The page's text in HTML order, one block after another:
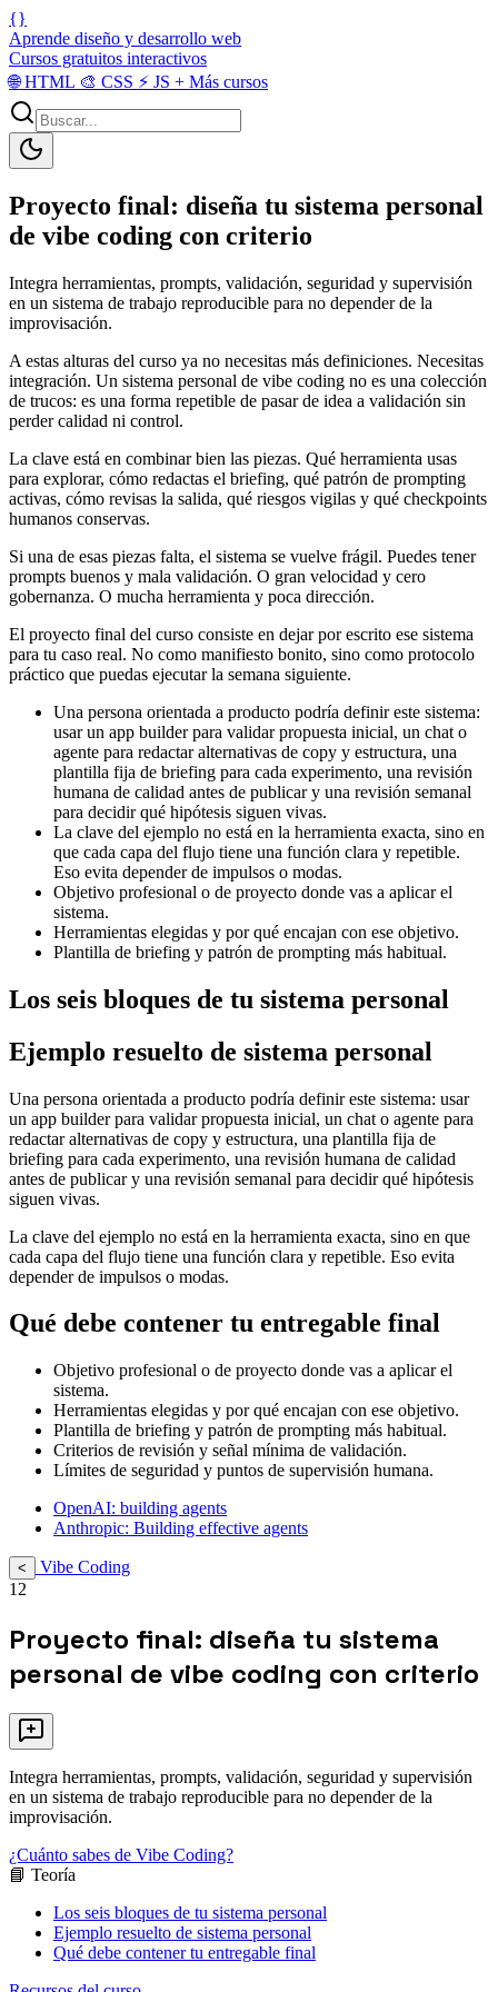
{}
Aprende diseño y desarrollo web
Cursos gratuitos interactivos
🌐HTML 🎨 CSS ⚡ JS + Más cursos
Proyecto final: diseña tu sistema personal
de vibe coding con criterio
Integra herramientas, prompts, validación, seguridad y supervisión
en un sistema de trabajo reproducible para no depender de la
improvisación.
A estas alturas del curso ya no necesitas más definiciones. Necesitas
integración. Un sistema personal de vibe coding no es una colección
de trucos: es una forma repetible de pasar de idea a validación sin
perder calidad ni control.
La clave está en combinar bien las piezas. Qué herramienta usas
para explorar, cómo redactas el briefing, qué patrón de prompting
activas, cómo revisas la salida, qué riesgos vigilas y qué checkpoints
humanos conservas.
Si una de esas piezas falta, el sistema se vuelve frágil. Puedes tener
prompts buenos y mala validación. O gran velocidad y cero
gobernanza. O mucha herramienta y poca dirección.
El proyecto final del curso consiste en dejar por escrito ese sistema
para tu caso real. No como manifiesto bonito, sino como protocolo
práctico que puedas ejecutar la semana siguiente.
Una persona orientada a producto podría definir este sistema:
usar un app builder para validar propuesta inicial, un chat o
agente para redactar alternativas de copy y estructura, una
plantilla fija de briefing para cada experimento, una revisión
humana de calidad antes de publicar y una revisión semanal
para decidir qué hipótesis siguen vivas.
La clave del ejemplo no está en la herramienta exacta, sino en
que cada capa del flujo tiene una función clara y repetible.
Eso evita depender de impulsos o modas.
Objetivo profesional o de proyecto donde vas a aplicar el
sistema.
Herramientas elegidas y por qué encajan con ese objetivo.
Plantilla de briefing y patrón de prompting más habitual.
Los seis bloques de tu sistema personal
Ejemplo resuelto de sistema personal
Una persona orientada a producto podría definir este sistema: usar
un app builder para validar propuesta inicial, un chat o agente para
redactar alternativas de copy y estructura, una plantilla fija de
briefing para cada experimento, una revisión humana de calidad
antes de publicar y una revisión semanal para decidir qué hipótesis
siguen vivas.
La clave del ejemplo no está en la herramienta exacta, sino en que
cada capa del flujo tiene una función clara y repetible. Eso evita
depender de impulsos o modas.
Qué debe contener tu entregable final
Objetivo profesional o de proyecto donde vas a aplicar el
sistema.
Herramientas elegidas y por qué encajan con ese objetivo.
Plantilla de briefing y patrón de prompting más habitual.
Criterios de revisión y señal mínima de validación.
Límites de seguridad y puntos de supervisión humana.
OpenAI: building agents
Anthropic: Building effective agents
<
Vibe Coding
12
Proyecto final: diseña tu sistema
personal de vibe coding con criterio
Integra herramientas, prompts, validación, seguridad y supervisión
en un sistema de trabajo reproducible para no depender de la
improvisación.
¿Cuánto sabes de Vibe Coding?
📘 Teoría
Los seis bloques de tu sistema personal
Ejemplo resuelto de sistema personal
Qué debe contener tu entregable final